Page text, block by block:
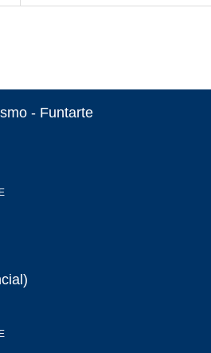
- Funtarte